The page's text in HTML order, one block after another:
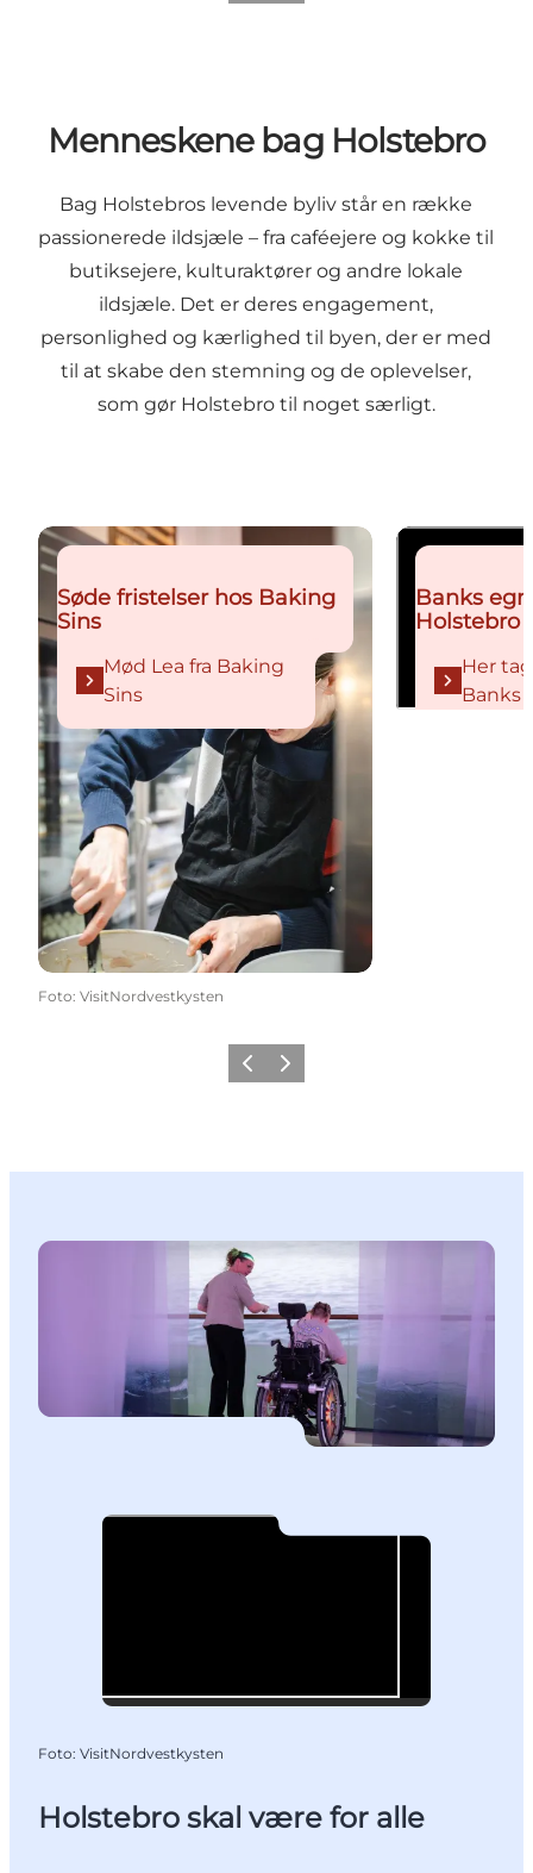
Menneskene bag Holstebro
Bag Holstebros levende byliv står en række
passionerede ildsjæle – fra caféejere og kokke til
butiksejere, kulturaktører og andre lokale
ildsjæle. Det er deres engagement,
personlighed og kærlighed til byen, der er med
til at skabe den stemning og de oplevelser,
som gør Holstebro til noget særligt.
Mød Lea fra Baking Sins
Søde fristelser hos Baking
Sins
Mød Lea fra Baking
Sins
Foto: VisitNordvestkysten
Her tager
Banks
Holstebro
Her
Banks
ForrigeNæste
Foto: VisitNordvestkysten
Holstebro skal være for alle